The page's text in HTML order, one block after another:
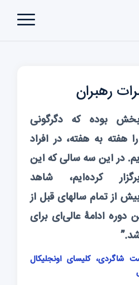
رهبران
بوده که دگرگونی
هفته به هفته، در افراد
در این سه سالی که این
کرده‌ایم، شاهد
از تمام سالهای قبل از
دوره ادامۀ عالی‌ای برای
شاگردی، کلیسای اونجلیکال